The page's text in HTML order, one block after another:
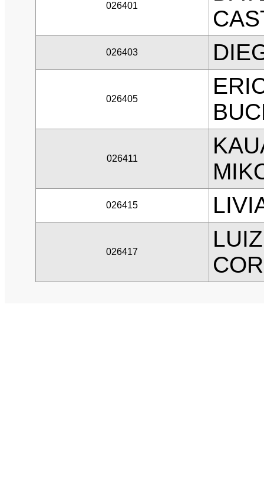
026401
026403
026405
026411
026415
026417